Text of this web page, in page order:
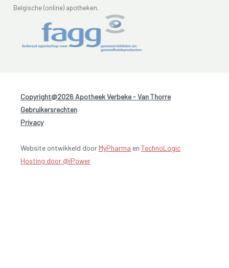
Belgische (online) apotheken.
Copyright@2026 Apotheek Verbeke - Van Thorre
Gebruikersrechten
Privacy
Website ontwikkeld door MyPharma en TechnoLogic
Hosting door @iPower